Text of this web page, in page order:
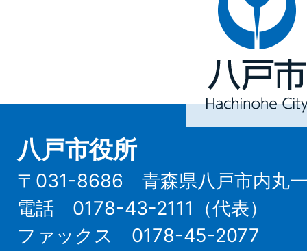
戸
Hachinohe
City
八戸市役所
〒031-8686 青森県八戸市内丸一
電話 0178-43-2111（代表）
ファックス 0178-45-2077